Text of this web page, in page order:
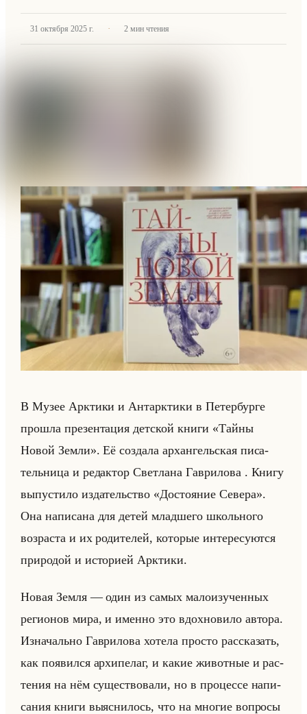
31 октября 2025 г. · 2 мин чтения
В Музее Арк­ти­ки и Ан­тарк­ти­ки в Пе­тер­бур­ге
про­шла пре­зен­та­ция дет­ской книги «Тайны
Новой Земли». Её со­зда­ла ар­хан­гельская пи­са­
тельни­ца и ре­дак­тор Свет­ла­на Гав­ри­ло­ва . Книгу
вы­пу­сти­ло из­да­тельство «Достояние Севера».
Она на­пи­са­на для детей млад­ше­го школьно­го
воз­рас­та и их ро­ди­те­лей, ко­то­рые ин­те­ре­су­ют­ся
при­ро­дой и ис­то­ри­ей Арк­ти­ки.
Новая Земля — один из самых ма­ло­изу­чен­ных
ре­ги­онов мира, и имен­но это вдох­но­ви­ло ав­то­ра.
Из­на­чально Гав­ри­ло­ва хо­те­ла про­сто рас­ска­зать,
как по­явил­ся ар­хи­пе­лаг, и какие жи­вот­ные и рас­
те­ния на нём су­ще­ство­ва­ли, но в про­цес­се на­пи­
са­ния книги вы­яс­ни­лось, что на мно­гие во­про­сы